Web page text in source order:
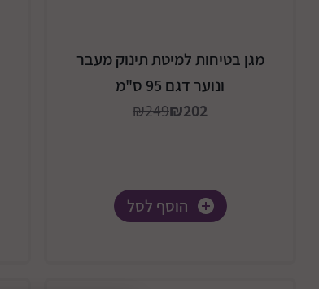
מגן בטיחות למיטת תינוק מעבר
ונוער דגם 95 ס"מ
₪202
₪249
הוסף לסל